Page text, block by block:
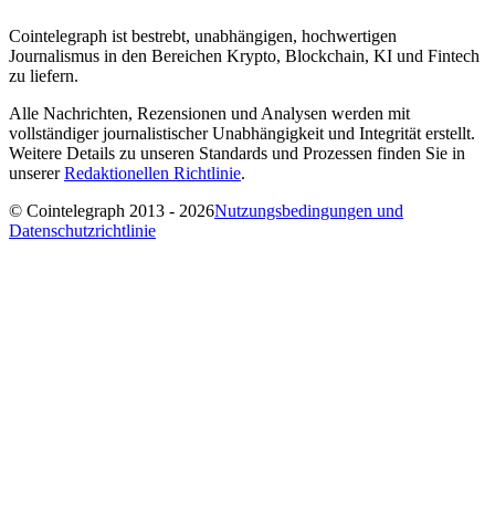
Cointelegraph ist bestrebt, unabhängigen, hochwertigen
Journalismus in den Bereichen Krypto, Blockchain, KI und Fintech
zu liefern.
Alle Nachrichten, Rezensionen und Analysen werden mit
vollständiger journalistischer Unabhängigkeit und Integrität erstellt.
Weitere Details zu unseren Standards und Prozessen finden Sie in
unsererRedaktionellen Richtlinie.
© Cointelegraph 2013 - 2026Nutzungsbedingungen und
Datenschutzrichtlinie